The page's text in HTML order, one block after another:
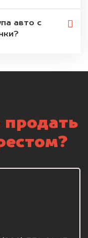
авто с